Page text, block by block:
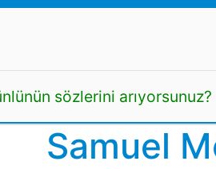
sözlerini arıyorsunuz?
Samuel